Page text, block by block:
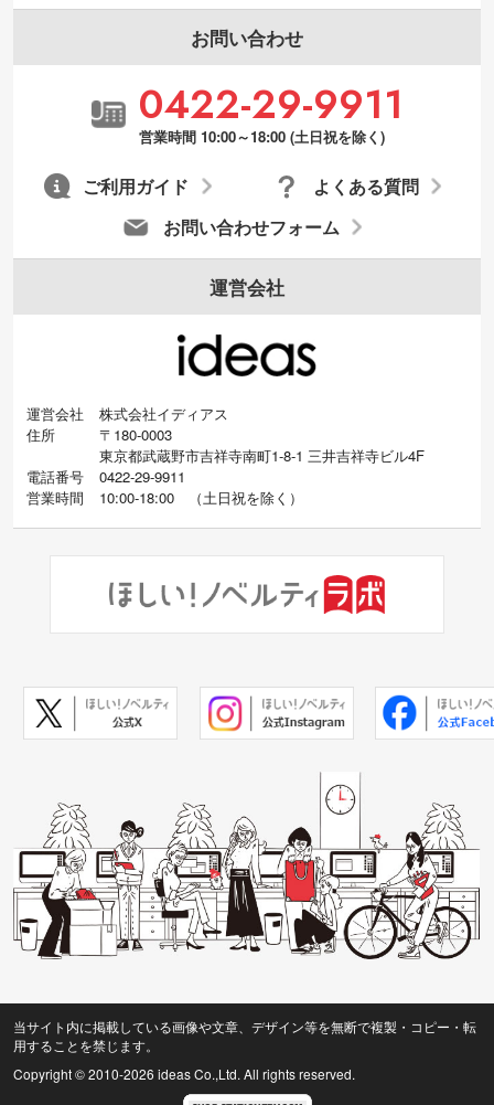
お問い合わせ
0422-29-9911
営業時間 10:00～18:00 (土日祝を除く)
お問い合わせフォーム
よくある質問
ご利用ガイド
運営会社
運営会社
株式会社イディアス
住所
〒180-0003
東京都武蔵野市吉祥寺南町1-8-1 三井吉祥寺ビル4F
電話番号
0422-29-9911
営業時間
10:00-18:00 （土日祝を除く）
当サイト内に掲載している画像や文章、デザイン等を無断で複製・コピー・転
用することを禁じます。
Copyright © 2010-2026 ideas Co.,Ltd. All rights reserved.